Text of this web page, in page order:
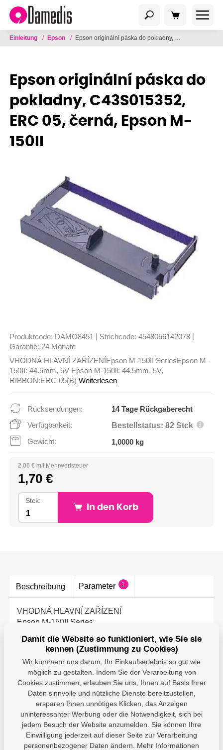
Einleitung / Epson / Epson originální páska do pokladny, C43S015352, ERC 05, černá, Epson M-150II
Epson originální páska do
pokladny, C43S015352,
ERC 05, černá, Epson M-
150II
Produktcode: DAMO8451 Strichcode: 4548056142078
Garantie: 24 Monate
VHODNÁ HLAVNÍ ZAŘÍZENÍEpson M-150II SeriesEpson M-
150II: 44.5mm, 5V Epson M-150ll: 44.5mm, 5V,
RIBBON:ERC-05(B) Weiterlesen
Rücksendungen:
14 Tage Rückgaberecht
Verfügbarkeit:
Bestellstatus: 82 Stck
Gewicht: 1,0000 kg
2,06 € mit Mehrwertsteuer
1,70 €
Stck:
In den Korb
Beschreibung Parameter 1
VHODNÁ HLAVNÍ ZAŘÍZENÍ
Epson M-150II Series
Epson M-150ll: 44.5mm, 5V, RIBBON:ERC-05(B)
Parameter
Producer
Epson - Epson Europe
B.V.; Hoogoorddreef 5,
1101 BA Amsterdam,
NL; info@epson.nl
Damit die Website so funktioniert, wie Sie sie
kennen (Zustimmung zu Cookies)
Wir kümmern uns darum, Ihr Einkaufserlebnis so gut wie
möglich zu gestalten. Indem Sie der Verarbeitung von
Cookies zustimmen, erlauben Sie uns, Ihnen auf Basis Ihrer
Daten sinnvolle und nützliche Dienste bereitzustellen,
ersparen Ihnen unnötiges Klicken, das Anzeigen
uninteressanter Werbung oder die Notwendigkeit, sich bei
jedem Besuch der Website anzumelden. Sie können Ihre
Einwilligung jederzeit auf dieser Seite zur Verarbeitung
personenbezogener Daten ändern. Mehr Informationen